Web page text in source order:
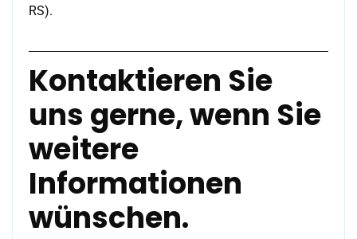
RS).
Kontaktieren Sie
uns gerne, wenn Sie
weitere
Informationen
wünschen.